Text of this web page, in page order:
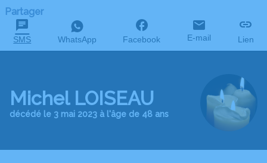
Partager
SMS WhatsApp Facebook E-mail Lien
Michel LOISEAU
décédé le 3 mai 2023 à l'âge de 48 ans